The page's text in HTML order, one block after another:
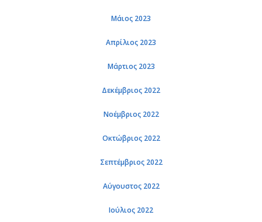
Μάιος 2023
Απρί­λιος 2023
Μάρ­τιος 2023
Δε­κέμ­βριος 2022
Νο­έμ­βριος 2022
Οκτώ­βριος 2022
Σε­πτέμ­βριος 2022
Αύ­γου­στος 2022
Ιού­λιος 2022